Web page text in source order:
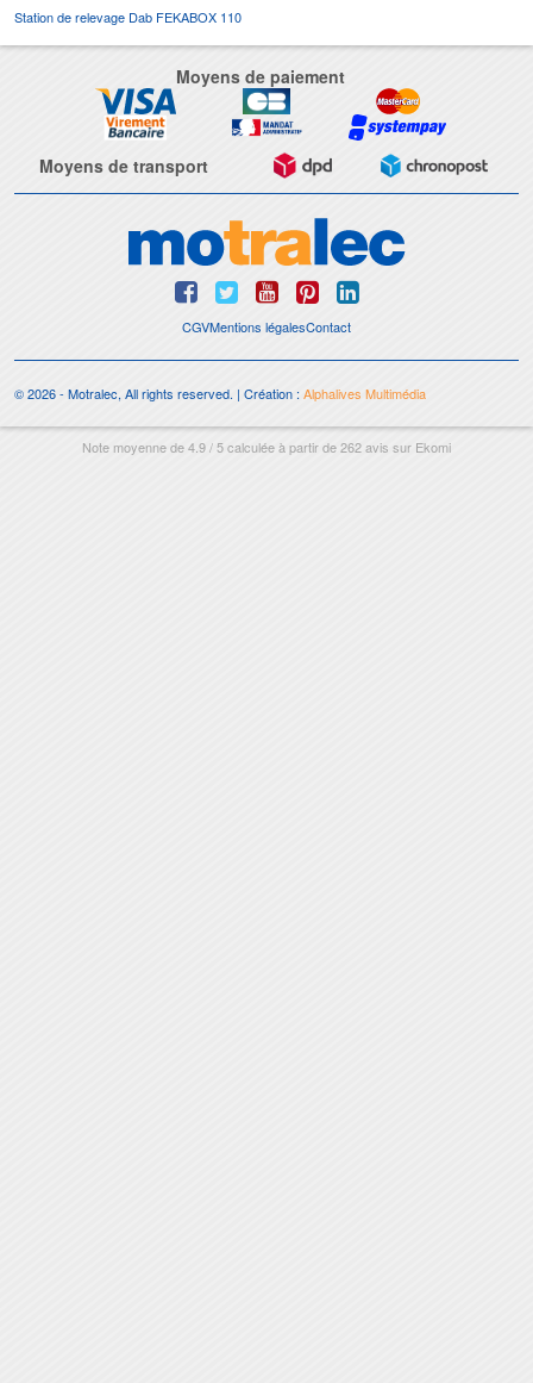
Station de relevage Dab FEKABOX 110
Moyens de paiement
Moyens de transport
CGVMentions légalesContact
© 2026 - Motralec, All rights reserved. | Création : Alphalives Multimédia
Note moyenne de4.9/5calculée à partir de262avis sur Ekomi